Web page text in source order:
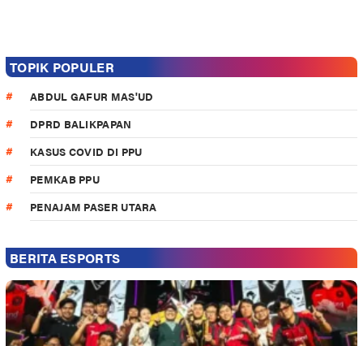
TOPIK POPULER
ABDUL GAFUR MAS'UD
DPRD BALIKPAPAN
KASUS COVID DI PPU
PEMKAB PPU
PENAJAM PASER UTARA
BERITA ESPORTS